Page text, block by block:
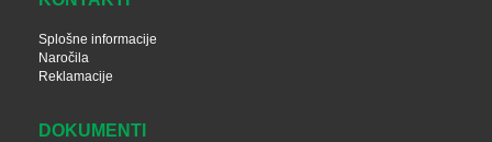
Splošne informacije
Naročila
Reklamacije
DOKUMENTI